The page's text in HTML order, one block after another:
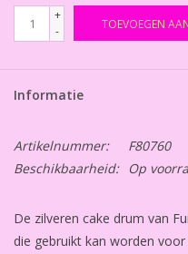
+
-
TOEVOEGEN
Informatie
Artikelnummer:
F80760
Beschikbaarheid:
Op
De zilveren cake drum van
die gebruikt kan worden